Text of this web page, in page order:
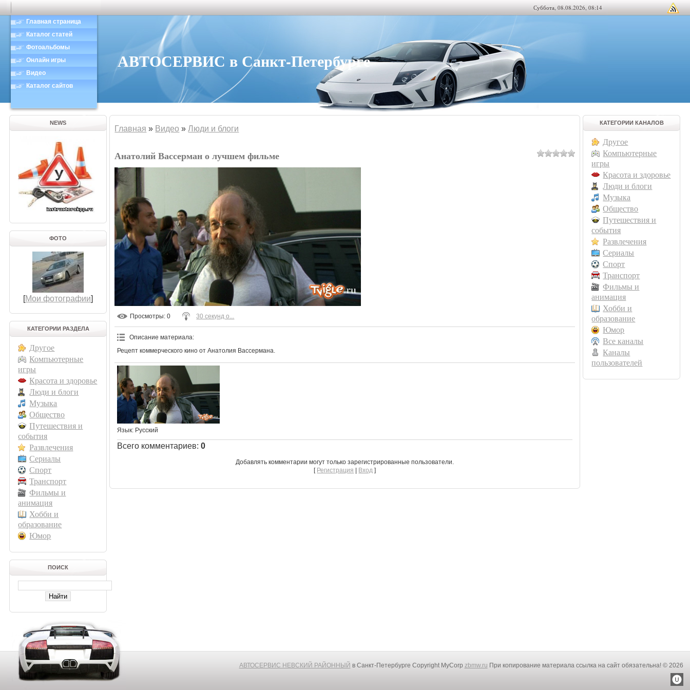
Суббота, 08.08.2026, 08:14
Главная страница
Каталог статей
Фотоальбомы
Онлайн игры
Видео
Каталог сайтов
АВТОСЕРВИС в Санкт-Петербурге
NEWS
ФОТО
[Мои фотографии]
КАТЕГОРИИ РАЗДЕЛА
Другое
Компьютерные
игры
Красота и здоровье
Люди и блоги
Музыка
Общество
Путешествия и
события
Развлечения
Сериалы
Спорт
Транспорт
Фильмы и
анимация
Хобби и
образование
Юмор
ПОИСК
Главная » Видео » Люди и блоги
Анатолий Вассерман о лучшем фильме
Просмотры: 0 30 секунд о...
Описание материала:
Рецепт коммерческого кино от Анатолия Вассермана.
Язык: Русский
Всего комментариев:0
Добавлять комментарии могут только зарегистрированные пользователи.
[ Регистрация | Вход ]
КАТЕГОРИИ КАНАЛОВ
Другое
Компьютерные
игры
Красота и здоровье
Люди и блоги
Музыка
Общество
Путешествия и
события
Развлечения
Сериалы
Спорт
Транспорт
Фильмы и
анимация
Хобби и
образование
Юмор
Все каналы
Каналы
пользователей
АВТОСЕРВИС НЕВСКИЙ РАЙОННЫЙ в Санкт-Петербурге Copyright MyCorp zbmw.ru При копирование материала ссылка на сайт обязательна! © 2026